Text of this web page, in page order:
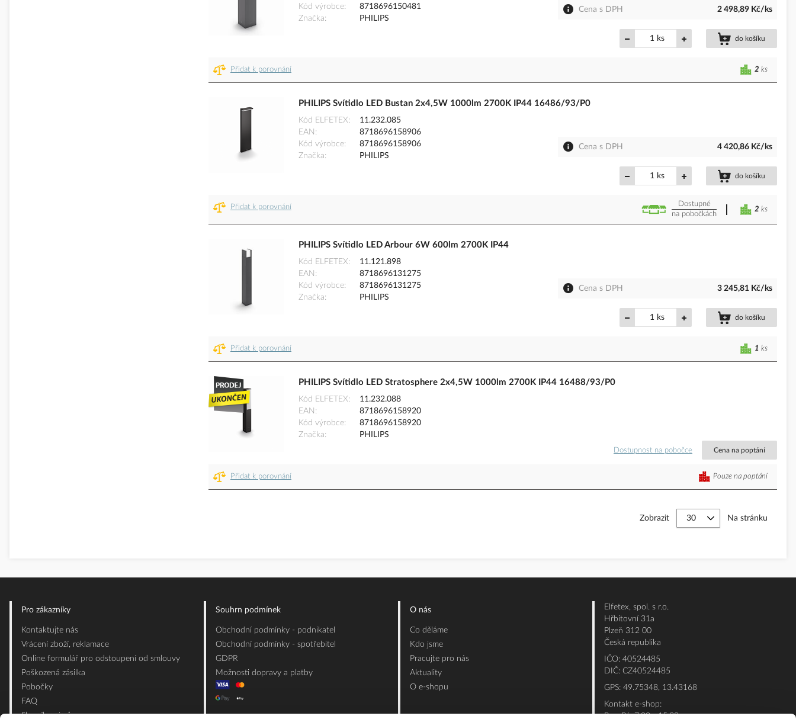
Kód výrobce
8718696150481
Značka
PHILIPS
Cena s DPH 2 498,89 Kč/ks
ks do košíku
Přidat k porovnání 2 ks
PHILIPS Svítidlo LED Bustan 2x4,5W 1000lm 2700K IP44 16486/93/P0
Kód ELFETEX
11.232.085
EAN
8718696158906
Kód výrobce
8718696158906
Značka
PHILIPS
Cena s DPH 4 420,86 Kč/ks
ks do košíku
Přidat k porovnání
Dostupné
na pobočkách
2 ks
PHILIPS Svítidlo LED Arbour 6W 600lm 2700K IP44
Kód ELFETEX
11.121.898
EAN
8718696131275
Kód výrobce
8718696131275
Značka
PHILIPS
Cena s DPH 3 245,81 Kč/ks
ks do košíku
Přidat k porovnání 1 ks
PHILIPS Svítidlo LED Stratosphere 2x4,5W 1000lm 2700K IP44 16488/93/P0
Kód ELFETEX
11.232.088
EAN
8718696158920
Kód výrobce
8718696158920
Značka
PHILIPS
Dostupnost na pobočce Cena na poptání
Přidat k porovnání Pouze na poptání
Zobrazit Na stránku
Pro zákazníky
Kontaktujte nás
Vrácení zboží, reklamace
Online formulář pro odstoupení od smlouvy
Poškozená zásilka
Pobočky
FAQ
Slovník pojmů
Souhrn podmínek
Obchodní podmínky - podnikatel
Obchodní podmínky - spotřebitel
GDPR
Možnosti dopravy a platby
O nás
Co děláme
Kdo jsme
Pracujte pro nás
Aktuality
O e-shopu
Elfetex, spol. s r.o.
Hřbitovní 31a
Plzeň 312 00
Česká republika
IČO: 40524485
DIČ: CZ40524485
GPS: 49.75348, 13.43168
Kontakt e-shop:
Po - Pá: 7:00 - 15:30